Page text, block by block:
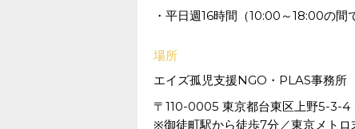
・平日週16時間（10:00～18:00の間
場所
エイズ孤児支援NGO・PLAS事務所
〒110-0005 東京都台東区上野5-3-
※御徒町駅から徒歩7分／東京メト